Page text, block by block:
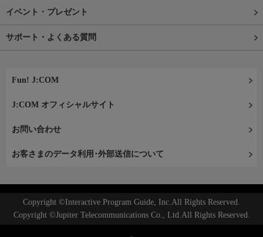
イベント・プレゼント
サポート・よくある質問
Fun! J:COM
J:COM オフィシャルサイト
お問い合わせ
お客さまのデータ利用･外部送信について
Copyright ©Interactive Program Guide, Inc.All Rights Reserved.
Copyright ©Jupiter Telecommunications Co., Ltd.All Rights Reserved.